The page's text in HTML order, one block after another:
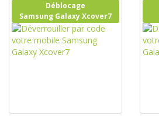
Déblocage
Samsung Galaxy Xcover7